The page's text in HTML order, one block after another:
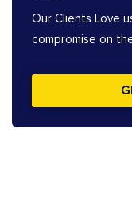
Our Clients Love
compromise on